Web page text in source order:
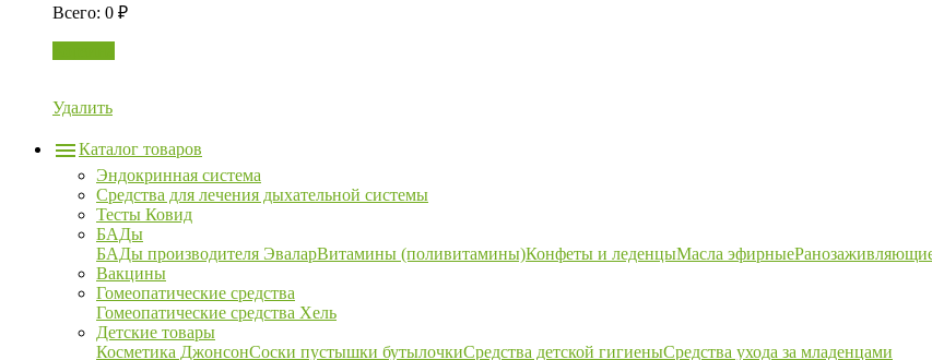
Всего: 0 ₽
Удалить
Каталог товаров
Эндокринная система
Средства для лечения дыхательной системы
Тесты Ковид
БАДы
БАДы производителя ЭваларВитамины (поливитамины)Конфеты и леденцыМасла эфирные
Вакцины
Гомеопатические средства
Гомеопатические средства Хель
Детские товары
Косметика ДжонсонСоски пустышки бутылочкиСредства детской гигиеныСредства ухода за младенцами